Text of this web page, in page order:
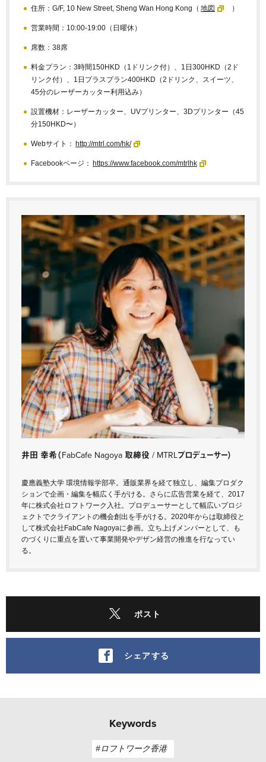
住所：G/F, 10 New Street, Sheng Wan Hong Kong（ 地図 ）
営業時間：10:00-19:00（日曜休）
席数：38席
料金プラン：3時間150HKD（1ドリンク付）、1日300HKD（2ド
リンク付）、1日プラスプラン400HKD（2ドリンク、スイーツ、
45分のレーザーカッター利用込み）
設置機材：レーザーカッター、UVプリンター、3Dプリンター（45
分150HKD〜）
Webサイト： http://mtrl.com/hk/
Facebookページ： https://www.facebook.com/mtrlhk
井田 幸希（FabCafe Nagoya 取締役 / MTRLプロデューサー）
慶應義塾大学 環境情報学部卒。通販業界を経て独立し、編集プロダク
ションで企画・編集を幅広く手がける。さらに広告営業を経て、2017
年に株式会社ロフトワーク入社。プロデューサーとして幅広いプロジ
ェクトでクライアントの機会創出を手がける。2020年からは取締役と
して株式会社FabCafe Nagoyaに参画。立ち上げメンバーとして、も
のづくりに重点を置いて事業開発やデザン経営の推進を行なってい
る。
ポスト
シェアする
Keywords
#ロフトワーク香港